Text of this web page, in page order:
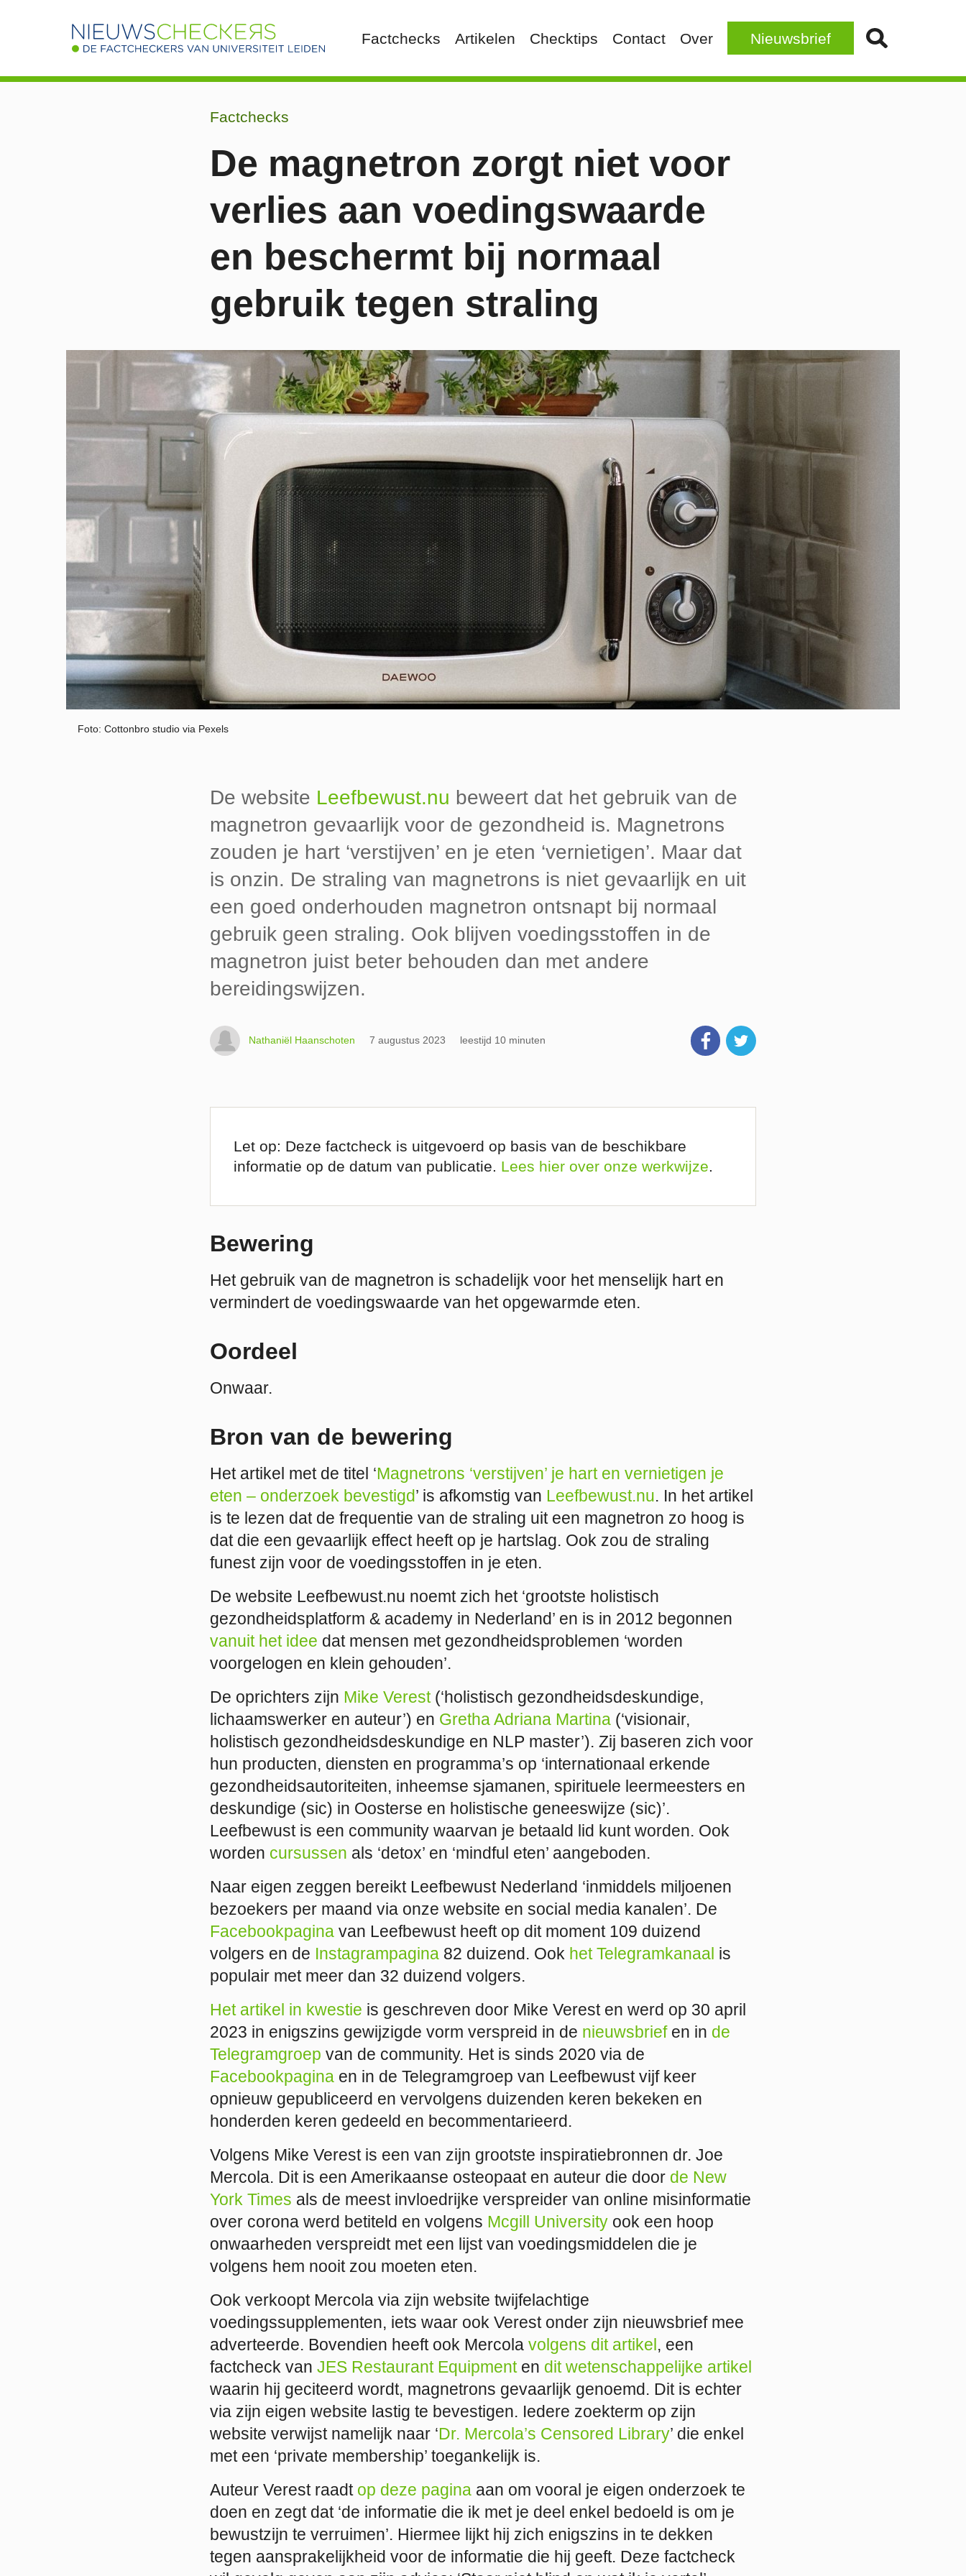
Factchecks Artikelen Checktips Contact Over Nieuwsbrief
Factchecks
De magnetron zorgt niet voor
verlies aan voedingswaarde
en beschermt bij normaal
gebruik tegen straling
Foto: Cottonbro studio via Pexels
De website Leefbewust.nu beweert dat het gebruik van de
magnetron gevaarlijk voor de gezondheid is. Magnetrons
zouden je hart ‘verstijven’ en je eten ‘vernietigen’. Maar dat
is onzin. De straling van magnetrons is niet gevaarlijk en uit
een goed onderhouden magnetron ontsnapt bij normaal
gebruik geen straling. Ook blijven voedingsstoffen in de
magnetron juist beter behouden dan met andere
bereidingswijzen.
Nathaniël Haanschoten 7 augustus 2023 leestijd 10 minuten
Let op: Deze factcheck is uitgevoerd op basis van de beschikbare
informatie op de datum van publicatie. Lees hier over onze werkwijze
Bewering
Het gebruik van de magnetron is schadelijk voor het menselijk hart en
vermindert de voedingswaarde van het opgewarmde eten.
Oordeel
Onwaar.
Bron van de bewering
Het artikel met de titel ‘Magnetrons ‘verstijven’ je hart en vernietigen je
eten – onderzoek bevestigd’ is afkomstig van Leefbewust.nu. In het artikel
is te lezen dat de frequentie van de straling uit een magnetron zo hoog is
dat die een gevaarlijk effect heeft op je hartslag. Ook zou de straling
funest zijn voor de voedingsstoffen in je eten.
De website Leefbewust.nu noemt zich het ‘grootste holistisch
gezondheidsplatform & academy in Nederland’ en is in 2012 begonnen
vanuit het idee dat mensen met gezondheidsproblemen ‘worden
voorgelogen en klein gehouden’.
De oprichters zijn Mike Verest (‘holistisch gezondheidsdeskundige,
lichaamswerker en auteur’) en Gretha Adriana Martina (‘visionair,
holistisch gezondheidsdeskundige en NLP master’). Zij baseren zich voor
hun producten, diensten en programma’s op ‘internationaal erkende
gezondheidsautoriteiten, inheemse sjamanen, spirituele leermeesters en
deskundige (sic) in Oosterse en holistische geneeswijze (sic)’.
Leefbewust is een community waarvan je betaald lid kunt worden. Ook
worden cursussen als ‘detox’ en ‘mindful eten’ aangeboden.
Naar eigen zeggen bereikt Leefbewust Nederland ‘inmiddels miljoenen
bezoekers per maand via onze website en social media kanalen’. De
Facebookpagina van Leefbewust heeft op dit moment 109 duizend
volgers en de Instagrampagina 82 duizend. Ook het Telegramkanaal is
populair met meer dan 32 duizend volgers.
Het artikel in kwestie is geschreven door Mike Verest en werd op 30 april
2023 in enigszins gewijzigde vorm verspreid in de nieuwsbriefen in de
Telegramgroep van de community. Het is sinds 2020 via de
Facebookpagina en in de Telegramgroep van Leefbewust vijf keer
opnieuw gepubliceerd en vervolgens duizenden keren bekeken en
honderden keren gedeeld en becommentarieerd.
Volgens Mike Verest is een van zijn grootste inspiratiebronnen dr. Joe
Mercola. Dit is een Amerikaanse osteopaat en auteur die door de New
York Times als de meest invloedrijke verspreider van online misinformatie
over corona werd betiteld en volgens Mcgill University ook een hoop
onwaarheden verspreidt met een lijst van voedingsmiddelen die je
volgens hem nooit zou moeten eten.
Ook verkoopt Mercola via zijn website twijfelachtige
voedingssupplementen, iets waar ook Verest onder zijn nieuwsbrief mee
adverteerde. Bovendien heeft ook Mercola volgens dit artikel, een
factcheck van JES Restaurant Equipmenten dit wetenschappelijke artikel
waarin hij geciteerd wordt, magnetrons gevaarlijk genoemd. Dit is echter
via zijn eigen website lastig te bevestigen. Iedere zoekterm op zijn
website verwijst namelijk naar ‘Dr. Mercola’s Censored Library’ die enkel
met een ‘private membership’ toegankelijk is.
Auteur Verest raadt op deze pagina aan om vooral je eigen onderzoek te
doen en zegt dat ‘de informatie die ik met je deel enkel bedoeld is om je
bewustzijn te verruimen’. Hiermee lijkt hij zich enigszins in te dekken
tegen aansprakelijkheid voor de informatie die hij geeft. Deze factcheck